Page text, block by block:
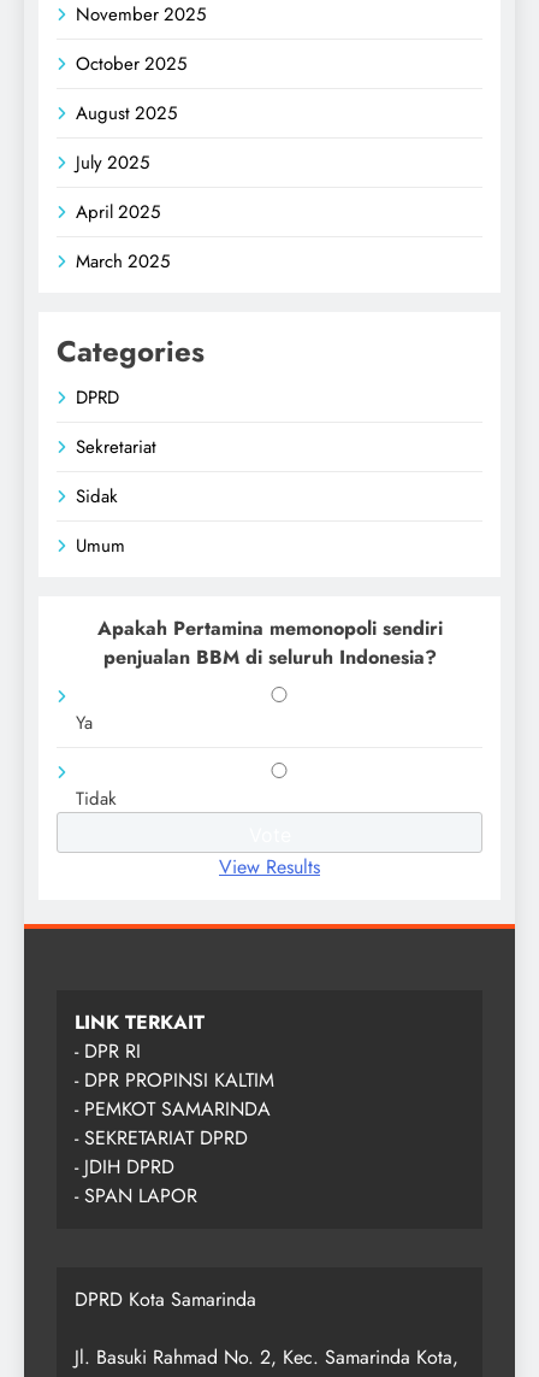
November 2025
October 2025
August 2025
July 2025
April 2025
March 2025
Categories
DPRD
Sekretariat
Sidak
Umum
Apakah Pertamina memonopoli sendiri
penjualan BBM di seluruh Indonesia?
Ya
Tidak
View Results
LINK TERKAIT
- DPR RI
- DPR PROPINSI KALTIM
- PEMKOT SAMARINDA
- SEKRETARIAT DPRD
- JDIH DPRD
- SPAN LAPOR
DPRD Kota Samarinda
Jl. Basuki Rahmad No. 2, Kec. Samarinda Kota,